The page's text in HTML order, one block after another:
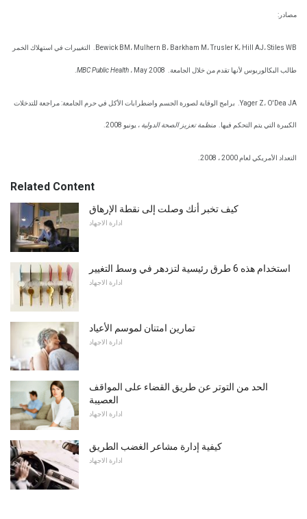
مصادر:
Bewick BM، Mulhern B، Barkham M، Trusler K، Hill AJ، Stiles WB. التغييرات في استهلاك الخمر
طالب البكالوريوس لأنها تقدم من خلال الجامعة. MBC Public Health ، May 2008.
Yager Z، O'Dea JA. برامج الوقاية لصورة الجسم واضطرابات الأكل في حرم الجامعة: مراجعة للتدخلات
الكبيرة التي يتم التحكم فيها. منظمة تعزيز الصحة الدولية ، يونيو 2008.
التعداد الأمريكي لعام 2000 ، 2008.
Related Content
كيف تخبر أنك وصلت إلى نقطة الإرهاق
ادارة الاجهاد
استخدام هذه 6 طرق رئيسية لتزدهر في وسط التغيير
ادارة الاجهاد
تمارين امتنان لموسم الأعياد
ادارة الاجهاد
الحد من التوتر عن طريق القضاء على المواقف
العصيبة
ادارة الاجهاد
كيفية إدارة مشاعر الغضب الطريق
ادارة الاجهاد